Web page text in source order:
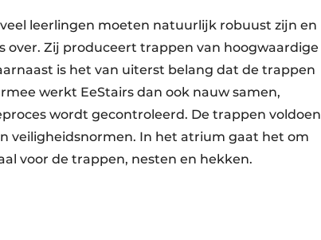
leerlingen moeten natuurlijk robuust zijn en
over. Zij produceert trappen van hoogwaardige
is het van uiterst belang dat de trappen
werkt EeStairs dan ook nauw samen,
wordt gecontroleerd. De trappen voldoen
veiligheidsnormen. In het atrium gaat het om
voor de trappen, nesten en hekken.